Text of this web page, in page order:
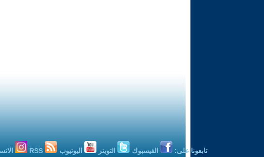
تابعونا على: الفيسبوك التويتر اليوتيوب